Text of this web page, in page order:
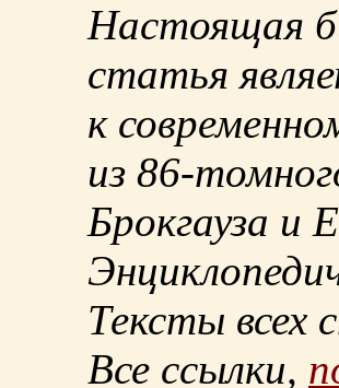
Настоящая
статья
к
из 86-
Брокгауза и
Тексты всех
Все ссылки,